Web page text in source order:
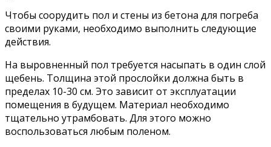
Чтобы соорудить пол и стены из бетона для погреба
своими руками, необходимо выполнить следующие
действия.
На выровненный пол требуется насыпать в один слой
щебень. Толщина этой прослойки должна быть в
пределах 10-30 см. Это зависит от эксплуатации
помещения в будущем. Материал необходимо
тщательно утрамбовать. Для этого можно
воспользоваться любым поленом.